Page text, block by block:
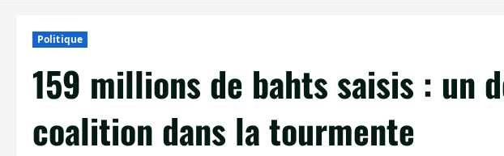
Politique
159 millions de bahts saisis : un
coalition dans la tourmente